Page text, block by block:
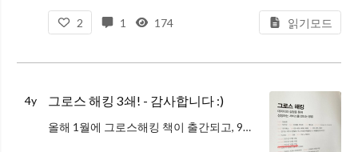
2 1 174 읽기모드
4y 그로스 해킹 3쇄! - 감사합니다 :)
올해 1월에 그로스해킹 책이 출간되고, 9개월이 흘렀는데요. 한 권 한 권 찾아주시는 분들이 늘어나서, 어느새 3쇄가 나왔습니다! 2쇄에 있던 오타도 몇 개 고쳤어요 ㅠㅜ 진짜 열심히 본다고 봤는데도, 오타는 끝없이 나오네요